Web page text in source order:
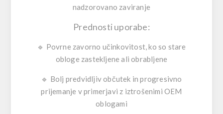
nadzorovano zaviranje
Prednosti uporabe:
🔹 Povrne zavorno učinkovitost, ko so stare
obloge zastekljene ali obrabljene
🔹 Bolj predvidljiv občutek in progresivno
prijemanje v primerjavi z iztrošenimi OEM
oblogami